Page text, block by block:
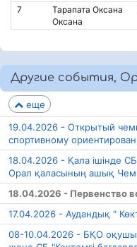
7
Тарапата Оксана
Оксана
Другие события,
еще
19.04.2026 - Открытый
спортивному
18.04.2026 - Қала ішінде
Орал қаласының ашық
18.04.2026 - Первенство
17.04.2026 - Аудандық "
08-10.04.2026 - БҚО